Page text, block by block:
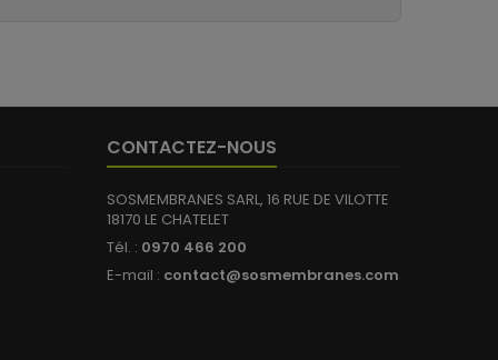
CONTACTEZ-NOUS
SOSMEMBRANES SARL, 16 RUE DE VILOTTE
18170 LE CHATELET
Tél. : 0970 466 200
E-mail : contact@sosmembranes.com